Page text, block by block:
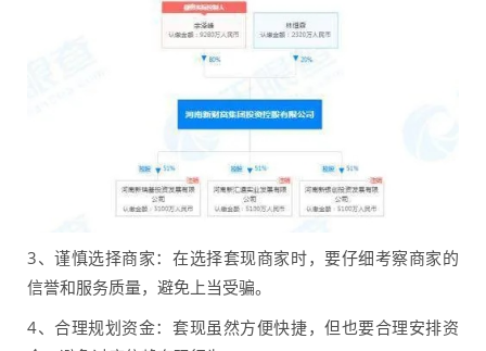
3、谨慎选择商家：在选择套现商家时，要仔细考察商家的
信誉和服务质量，避免上当受骗。
4、合理规划资金：套现虽然方便快捷，但也要合理安排资